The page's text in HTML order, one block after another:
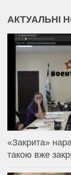
АКТУАЛЬНІ
«Закрита»
такою вже